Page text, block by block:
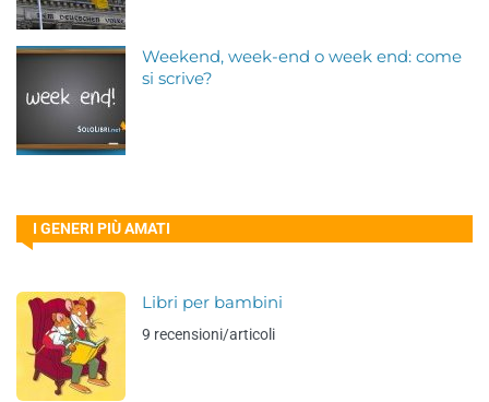
Weekend, week-end o week end: come
si scrive?
I GENERI PIÙ AMATI
Libri per bambini
9 recensioni/articoli